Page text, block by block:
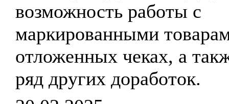
возможность работы с
маркированными
отложенных чеках, а
ряд других доработок.